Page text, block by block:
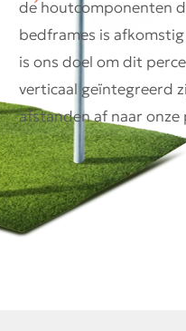
de houtcomponenten
bedframes is
is ons doel om dit
verticaal geïntegreerd
afstanden af naar